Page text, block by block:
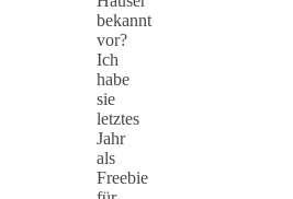
bekannt
vor?
Ich
habe
sie
letztes
Jahr
als
Freebie